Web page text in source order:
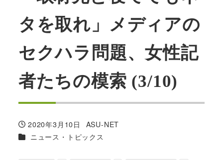
タを取れ」メディアの
セクハラ問題、女性記
者たちの模索 (3/10)
投稿日
2020年3月10日
著
者
ASU-NET
カテゴリー
ニュース・トピックス